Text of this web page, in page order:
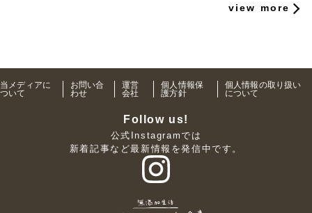
view more
当メディアに
ついて
お問い合
わせ
運営
会社
個人情報保
護方針
個人情報の取り扱い
について
Follow us!
公式Instagramでは
新着記事など最新情報を発信中です。